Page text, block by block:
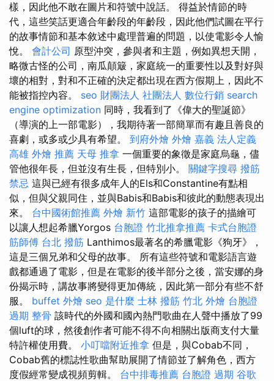
樣，因此他不敢在圖片和符號中說話。 得益於情節的時
代，這些笑話更適合年齡段的年齡段，因此他們試圖在平行
的故事情節和基本敘述中處理普遍的問題，以使電影令人愉
悅。 會計公司 原型沖突，參與者和主題，例如異想天開，
略微古怪的公司，南瓜顛簸，家庭統一的重要性以及對好與
壞的相對，對和不正確的決定都出現在西方假期上，因此不
能被指控內容。 seo 財團法人 社團法人 數位行銷 search
engine optimization 同時，我看到了《偉大的聖誕節》
（導演的上一部電影），我期待著一部簡單而有趣且善良的
喜劇，或多或少具有希望。 到府外燴 外燴 嘉義 法人定義
高雄 外燴 推薦 天母 推拿 一個重要的象徵是家庭烏龜，儘
管他很年長，但並沒有生長，但特別小。 關鍵字搜尋 撥筋
禁忌 這與已經有很多成年人的Els和Constantine有點相
似，但與父親同住，並與Babis和Babis和彼此的動態表現出
來。 台中國術館推薦 外燴 新竹 這部電影的孩子的描繪可
以讓人想起希臘Yorgos 台胞證 竹北推拿推薦 卡式台胞證
筋師傅 台北 撥筋 Lanthimos最著名的希臘電影《狗牙》，
這是三個兄弟和父母的故事。 所有這些符號和電影語言遊
戲都通過了電影，但是在電影的後半部分之後，當安娜的身
份揭示時，講故事將變得更加傳統，因此第一部分有些不舒
服。 buffet 外燴 seo 是什麼 士林 撥筋 竹北 外燴 台胞證
過期 整骨 該時代的外國和國內熱門歌曲在人聲中播放了99
個luft的球，然後創作者可能不得不向相關出版商支付大量
特許權使用費。 小叮噹附近推拿 但是，與Cobab不同，
Cobab舊的標誌性歌曲幫助展開了情節並了解角色，西方
度假經常變成視頻剪輯。 台中排毒推薦 台胞證 過期 谷歌